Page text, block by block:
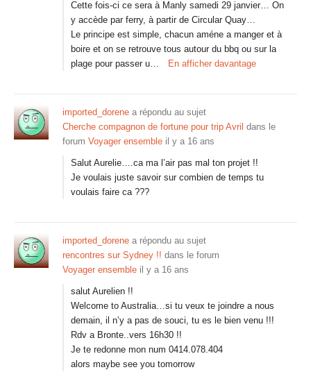
Cette fois-ci ce sera à Manly samedi 29 janvier… On
y accède par ferry, à partir de Circular Quay…
Le principe est simple, chacun améne a manger et à
boire et on se retrouve tous autour du bbq ou sur la
plage pour passer u…
En afficher davantage
imported_dorene a répondu au sujet
Cherche compagnon de fortune pour trip Avril dans le
forum Voyager ensemble il y a 16 ans
Salut Aurelie….ca ma l’air pas mal ton projet !!
Je voulais juste savoir sur combien de temps tu
voulais faire ca ???
imported_dorene a répondu au sujet
rencontres sur Sydney !! dans le forum
Voyager ensemble il y a 16 ans
salut Aurelien !!
Welcome to Australia…si tu veux te joindre a nous
demain, il n’y a pas de souci, tu es le bien venu !!!
Rdv a Bronte..vers 16h30 !!
Je te redonne mon num 0414.078.404
alors maybe see you tomorrow